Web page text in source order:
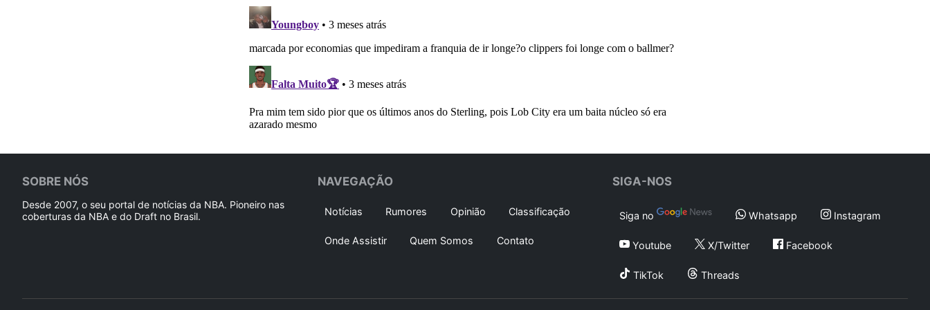
SOBRE NÓS
Desde 2007, o seu portal de notícias da NBA. Pioneiro nas
coberturas da NBA e do Draft no Brasil.
NAVEGAÇÃO
Notícias Rumores Opinião Classificação
Onde Assistir Quem Somos Contato
SIGA-NOS
Siga no Whatsapp Instagram
Youtube X/Twitter Facebook
TikTok Threads